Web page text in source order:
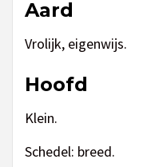
Aard
Vrolijk, eigenwijs.
Hoofd
Klein.
Schedel: breed.